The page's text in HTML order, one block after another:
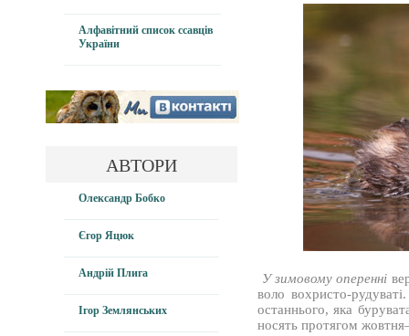
Алфавітний список ссавців
України
АВТОРИ
Олександр Бобко
Єгор Яцюк
Андрій Плига
Ігор Землянських
У зимовому оперенні
воло вохристо-
останнього, яка
носять протягом